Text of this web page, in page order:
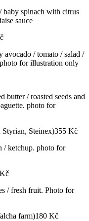
baby spinach with citrus
sauce
avocado / tomato / salad /
for illustration only
butter / roasted seeds and
photo for
Steinex)355 Kč
/ ketchup. photo for
Kč
/ fresh fruit. Photo for
farm)180 Kč